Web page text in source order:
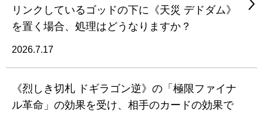
リンクしているゴッドの下に《天災 デドダム》
を置く場合、処理はどうなりますか？
2026.7.17
《烈しき切札 ドギラゴン逆》の「極限ファイナ
ル革命」の効果を受け、相手のカードの効果で